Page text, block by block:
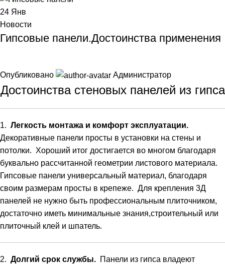
24 Янв
Новости
Гипсовые панели.Достоинства применения
Опубликовано Администратор
Достоинства стеновых панелей из гипса
1. Легкость монтажа и комфорт эксплуатации.
Декоративные панели просты в установки на стены и
потолки. Хороший итог достигается во многом благодаря
буквально рассчитанной геометрии листового материала.
Гипсовые панели универсальный материал, благодаря
своим размерам просты в крепеже. Для крепления 3Д
панелей не нужно быть профессиональным плиточником,
достаточно иметь минимальные знания,строительный или
плиточный клей и шпатель.
2. Долгий срок службы. Панели из гипса владеют